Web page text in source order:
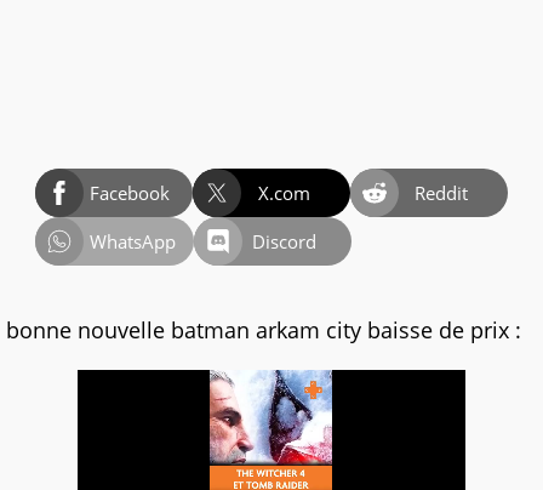
Facebook X.com
Reddit
WhatsApp
Discord
bonne nouvelle batman arkam city baisse de prix :